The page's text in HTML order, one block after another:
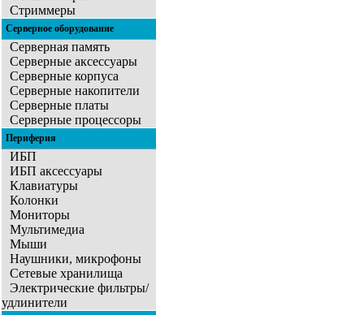
Стриммеры
Серверное оборудование
Серверная память
Серверные аксессуары
Серверные корпуса
Серверные накопители
Серверные платы
Серверные процессоры
Периферия
ИБП
ИБП аксессуары
Клавиатуры
Колонки
Мониторы
Мультимедиа
Мыши
Наушники, микрофоны
Сетевые хранилища
Электрические фильтры/
удлинители